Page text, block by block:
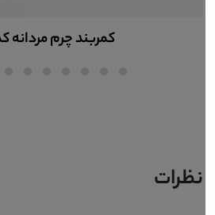
کمربند چرم مردانه کد 4024
نظرات